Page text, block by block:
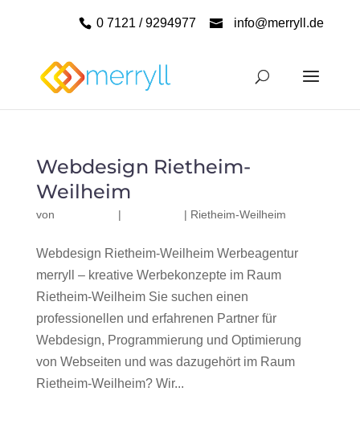
0 7121 / 9294977 info@merryll.de
Webdesign Rietheim-
Weilheim
von | | Rietheim-Weilheim
Webdesign Rietheim-Weilheim Werbeagentur
merryll – kreative Werbekonzepte im Raum
Rietheim-Weilheim Sie suchen einen
professionellen und erfahrenen Partner für
Webdesign, Programmierung und Optimierung
von Webseiten und was dazugehört im Raum
Rietheim-Weilheim? Wir...